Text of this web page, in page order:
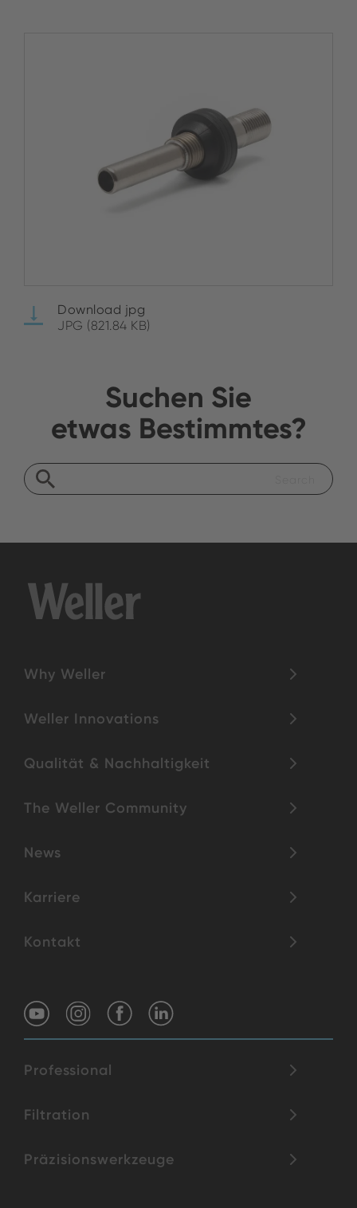
Download jpg
JPG (821.84 KB)
Suchen Sie
etwas Bestimmtes?
Why Weller
Weller Innovations
Qualität & Nachhaltigkeit
The Weller Community
News
Karriere
Kontakt
Professional
Filtration
Präzisionswerkzeuge